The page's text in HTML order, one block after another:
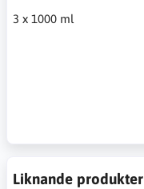
3 x 1000 ml
Liknande produkter